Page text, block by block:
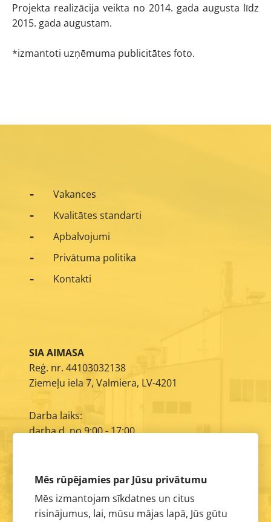
Projekta realizācija veikta no 2014. gada augusta līdz
2015. gada augustam.
*izmantoti uzņēmuma publicitātes foto.
Vakances
Kvalitātes standarti
Apbalvojumi
Privātuma politika
Kontakti
SIA AIMASA
Reģ. nr. 44103032138
Ziemeļu iela 7, Valmiera, LV-4201
Darba laiks:
darba d. no 9:00 - 17:00
Mēs rūpējamies par Jūsu privātumu
Mēs izmantojam sīkdatnes un citus
risinājumus, lai, mūsu mājas lapā, Jūs gūtu